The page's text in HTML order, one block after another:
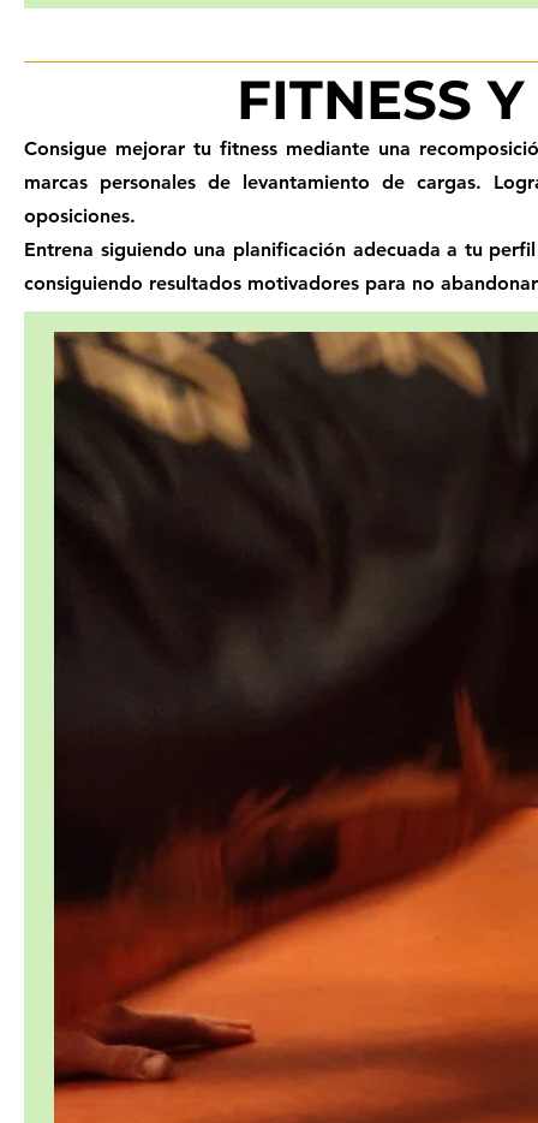
FITNESS
Consigue mejorar tu fitness mediante una
marcas personales de levantamiento de cargas.
oposiciones.
Entrena siguiendo una planificación adecuada a tu
consiguiendo resultados motivadores para no